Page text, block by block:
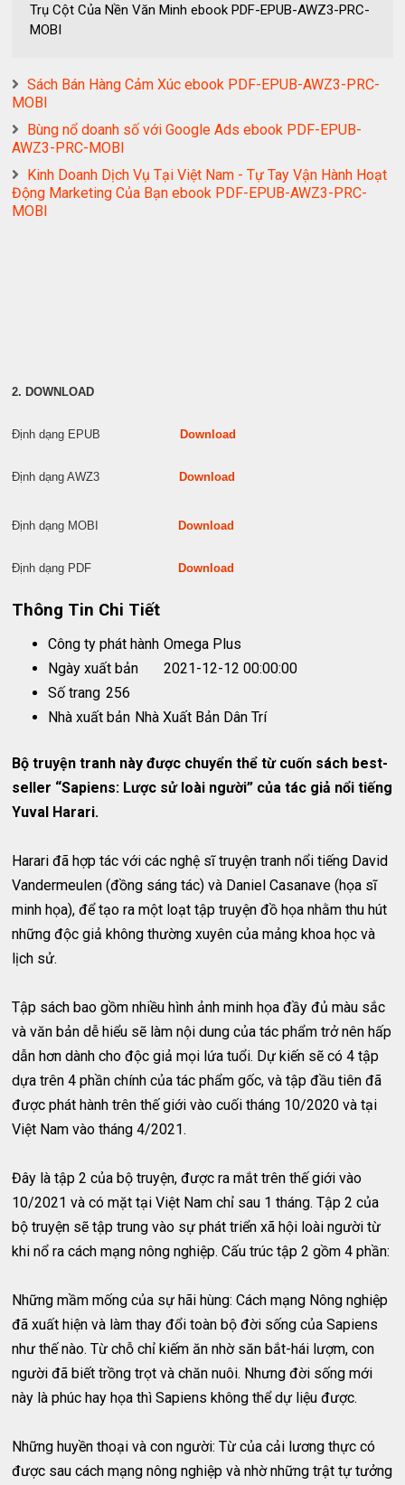
Trụ Cột Của Nền Văn Minh ebook PDF-EPUB-AWZ3-PRC-
MOBI
Sách Bán Hàng Cảm Xúc ebook PDF-EPUB-AWZ3-PRC-
MOBI
Bùng nổ doanh số với Google Ads ebook PDF-EPUB-
AWZ3-PRC-MOBI
Kinh Doanh Dịch Vụ Tại Việt Nam - Tự Tay Vận Hành Hoạt
Động Marketing Của Bạn ebook PDF-EPUB-AWZ3-PRC-
MOBI
2. DOWNLOAD
Định dạng EPUB Download
Định dạng AWZ3 Download
Định dạng MOBI Download
Định dạng PDF Download
Thông Tin Chi Tiết
Công ty phát hành Omega Plus
Ngày xuất bản
2021-12-12 00:00:00
Số trang 256
Nhà xuất bản Nhà Xuất Bản Dân Trí
Bộ truyện tranh này được chuyển thể từ cuốn sách best-
seller “Sapiens: Lược sử loài người” của tác giả nổi tiếng
Yuval Harari.
Harari đã hợp tác với các nghệ sĩ truyện tranh nổi tiếng David
Vandermeulen (đồng sáng tác) và Daniel Casanave (họa sĩ
minh họa), để tạo ra một loạt tập truyện đồ họa nhằm thu hút
những độc giả không thường xuyên của mảng khoa học và
lịch sử.
Tập sách bao gồm nhiều hình ảnh minh họa đầy đủ màu sắc
và văn bản dễ hiểu sẽ làm nội dung của tác phẩm trở nên hấp
dẫn hơn dành cho độc giả mọi lứa tuổi. Dự kiến sẽ có 4 tập
dựa trên 4 phần chính của tác phẩm gốc, và tập đầu tiên đã
được phát hành trên thế giới vào cuối tháng 10/2020 và tại
Việt Nam vào tháng 4/2021.
Đây là tập 2 của bộ truyện, được ra mắt trên thế giới vào
10/2021 và có mặt tại Việt Nam chỉ sau 1 tháng. Tập 2 của
bộ truyện sẽ tập trung vào sự phát triển xã hội loài người từ
khi nổ ra cách mạng nông nghiệp. Cấu trúc tập 2 gồm 4 phần:
Những mầm mống của sự hãi hùng: Cách mạng Nông nghiệp
đã xuất hiện và làm thay đổi toàn bộ đời sống của Sapiens
như thế nào. Từ chỗ chỉ kiếm ăn nhờ săn bắt-hái lượm, con
người đã biết trồng trọt và chăn nuôi. Nhưng đời sống mới
này là phúc hay họa thì Sapiens không thể dự liệu được.
Những huyền thoại và con người: Từ của cải lương thực có
được sau cách mạng nông nghiệp và nhờ những trật tự tưởng